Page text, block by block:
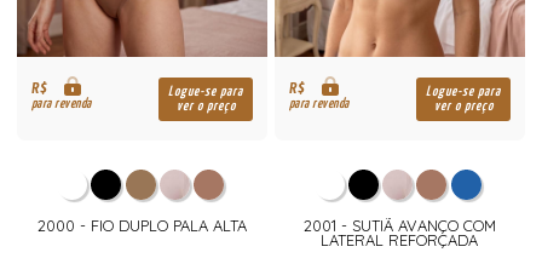
R$
para revenda
Logue-se para
ver o preço
2000 - FIO DUPLO PALA ALTA
R$
para revenda
Logue-se para
ver o preço
2001 - SUTIÃ AVANÇO COM
LATERAL REFORÇADA